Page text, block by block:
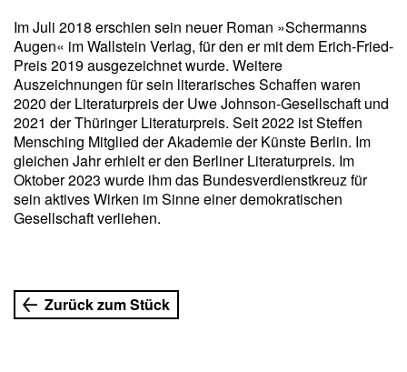
Im Juli 2018 erschien sein neuer Roman »Schermanns
Augen« im Wallstein Verlag, für den er mit dem Erich-Fried-
Preis 2019 ausgezeichnet wurde. Weitere
Auszeichnungen für sein literarisches Schaffen waren
2020 der Literaturpreis der Uwe Johnson-Gesellschaft und
2021 der Thüringer Literaturpreis. Seit 2022 ist Steffen
Mensching Mitglied der Akademie der Künste Berlin. Im
gleichen Jahr erhielt er den Berliner Literaturpreis. Im
Oktober 2023 wurde ihm das Bundesverdienstkreuz für
sein aktives Wirken im Sinne einer demokratischen
Gesellschaft verliehen.
Zurück zum Stück